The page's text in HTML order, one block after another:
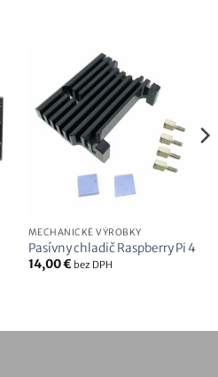
MECHANICKÉ VÝROBKY
Pasívny chladič Raspberry Pi 4
14,00€ bez DPH